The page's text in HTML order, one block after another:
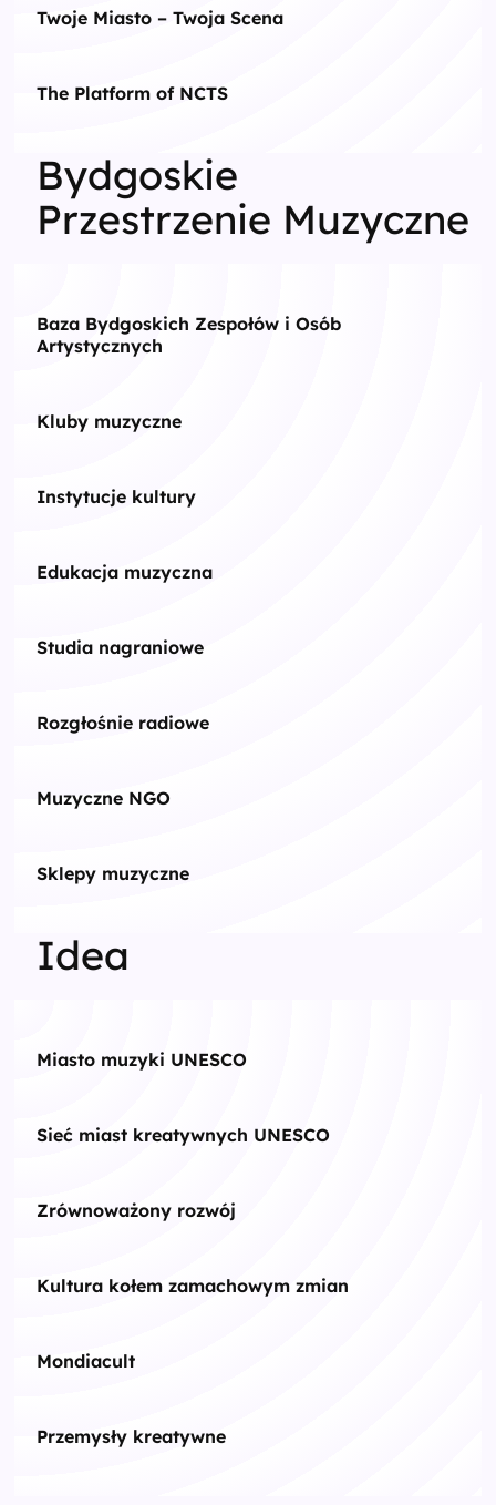
Twoje Miasto – Twoja Scena
The Platform of NCTS
Bydgoskie
Przestrzenie Muzyczne
Baza Bydgoskich Zespołów i Osób
Artystycznych
Kluby muzyczne
Instytucje kultury
Edukacja muzyczna
Studia nagraniowe
Rozgłośnie radiowe
Muzyczne NGO
Sklepy muzyczne
Idea
Miasto muzyki UNESCO
Sieć miast kreatywnych UNESCO
Zrównoważony rozwój
Kultura kołem zamachowym zmian
Mondiacult
Przemysły kreatywne